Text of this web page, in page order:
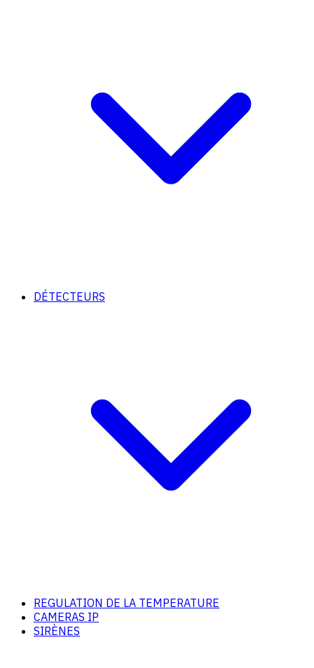
DÉTECTEURS
REGULATION DE LA TEMPERATURE
CAMERAS IP
SIRÈNES